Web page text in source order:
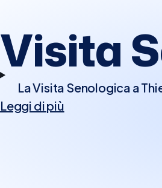
Visita
La Visita Senologica a
che interessano il seno,
Leggi di più